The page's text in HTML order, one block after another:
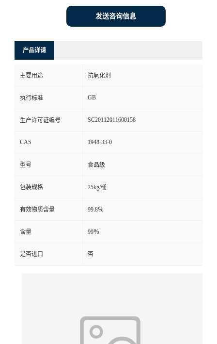
发送咨询信息
产品详请
主要用途 抗氧化剂
执行标准 GB
生产许可证编号 SC20112011600158
CAS 1948-33-0
型号 食品级
包装规格 25kg/桶
有效物质含量 99.8％
含量 99％
是否进口 否